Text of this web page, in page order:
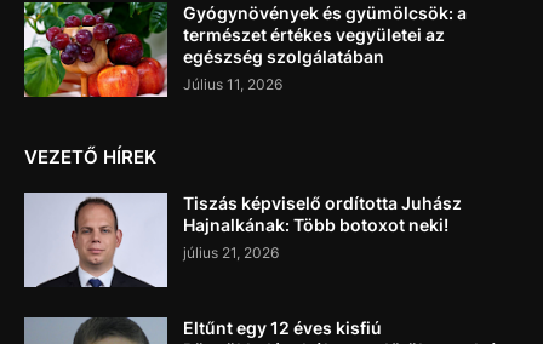
Gyógynövények és gyümölcsök: a
természet értékes vegyületei az
egészség szolgálatában
Július 11, 2026
VEZETŐ HÍREK
Tiszás képviselő ordította Juhász
Hajnalkának: Több botoxot neki!
július 21, 2026
Eltűnt egy 12 éves kisfiú